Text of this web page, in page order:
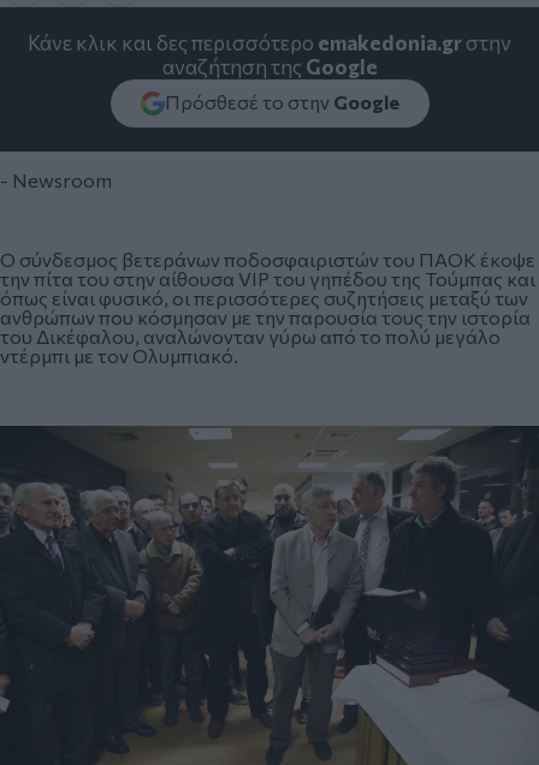
Κάνε κλικ και δες περισσότερο emakedonia.grστην
αναζήτηση της Google
Πρόσθεσέ το στην Google
- Newsroom
Ο σύνδεσμος βετεράνων ποδοσφαιριστών του ΠΑΟΚ έκοψε
την πίτα του στην αίθουσα VIP του γηπέδου της Τούμπας και
όπως είναι φυσικό, οι περισσότερες συζητήσεις μεταξύ των
ανθρώπων που κόσμησαν με την παρουσία τους την ιστορία
του Δικέφαλου, αναλώνονταν γύρω από το πολύ μεγάλο
ντέρμπι με τον Ολυμπιακό.